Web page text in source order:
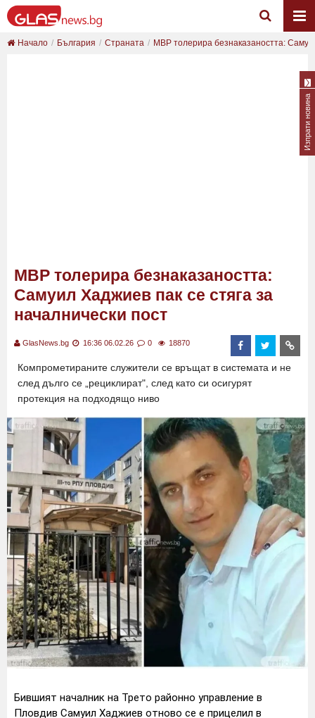
Начало България Страната МВР толерира безнаказаността:
МВР толерира безнаказаността:
Самуил Хаджиев пак се стяга за
началнически пост
GlasNews.bg 16:36 06.02.26 0 18870
Компрометираните служители се връщат в системата и не
след дълго се „рециклират", след като си осигурят
протекция на подходящо ниво
Бившият началник на Трето районно управление в
Пловдив Самуил Хаджиев отново се е прицелил в
Изпрати новина